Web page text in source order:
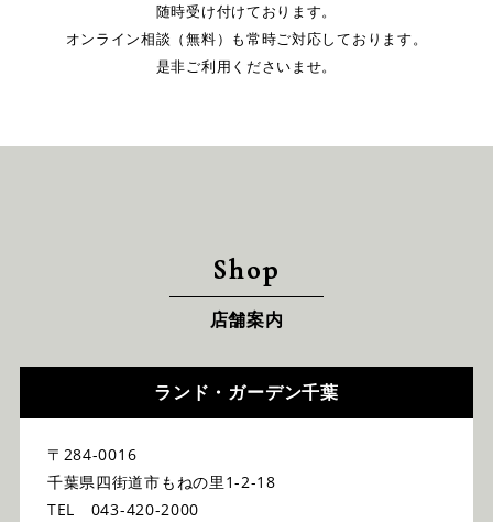
随時受け付けております。
オンライン相談（無料）も常時ご対応しております。
是非ご利用くださいませ。
Shop
店舗案内
ランド・ガーデン千葉
〒284-0016
千葉県四街道市もねの里1-2-18
TEL 043-420-2000